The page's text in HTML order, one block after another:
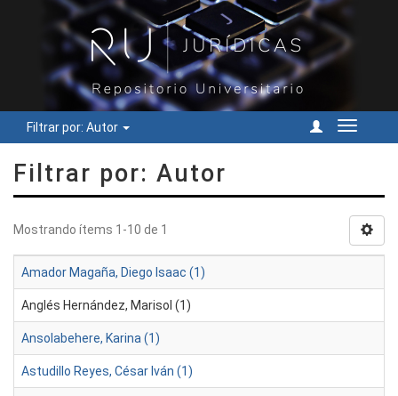
Filtrar por: Autor
Cambiar
Filtrar por: Autor
Mostrando ítems 1-10 de 1
Amador Magaña, Diego Isaac (1)
Anglés Hernández, Marisol (1)
Ansolabehere, Karina (1)
Astudillo Reyes, César Iván (1)